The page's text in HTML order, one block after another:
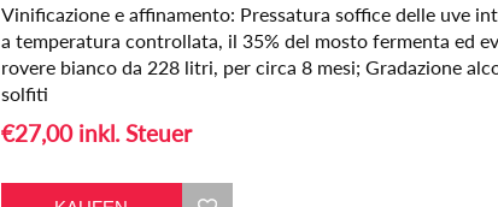
Vinificazione e affinamento: Pressatura soffice delle uve
a temperatura controllata, il 35% del mosto fermenta ed
rovere bianco da 228 litri, per circa 8 mesi; Gradazione
solfiti
€27,00 inkl. Steuer